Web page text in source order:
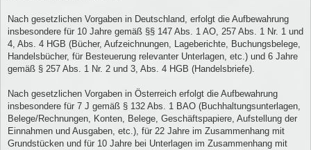
Nach gesetzlichen Vorgaben in Deutschland, erfolgt die Aufbewahrung
insbesondere für 10 Jahre gemäß §§ 147 Abs. 1 AO, 257 Abs. 1 Nr. 1 und
4, Abs. 4 HGB (Bücher, Aufzeichnungen, Lageberichte, Buchungsbelege,
Handelsbücher, für Besteuerung relevanter Unterlagen, etc.) und 6 Jahre
gemäß § 257 Abs. 1 Nr. 2 und 3, Abs. 4 HGB (Handelsbriefe).
Nach gesetzlichen Vorgaben in Österreich erfolgt die Aufbewahrung
insbesondere für 7 J gemäß § 132 Abs. 1 BAO (Buchhaltungsunterlagen,
Belege/Rechnungen, Konten, Belege, Geschäftspapiere, Aufstellung der
Einnahmen und Ausgaben, etc.), für 22 Jahre im Zusammenhang mit
Grundstücken und für 10 Jahre bei Unterlagen im Zusammenhang mit